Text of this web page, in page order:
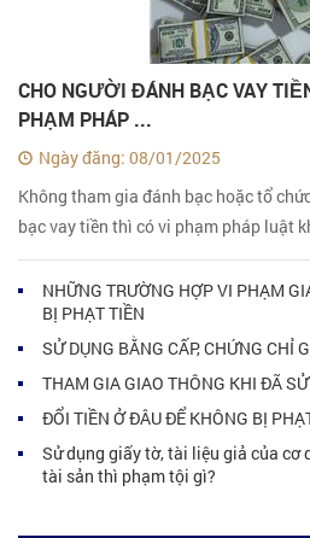
CHO NGƯỜI ĐÁNH BẠC VAY
PHẠM PHÁP ...
Ngày đăng: 08/01/2025
Không tham gia đánh bạc hoặc tổ
bạc vay tiền thì có vi phạm pháp luật
NHỮNG TRƯỜNG HỢP VI PHẠM
BỊ PHẠT TIỀN
SỬ DỤNG BẰNG CẤP, CHỨNG CHỈ
THAM GIA GIAO THÔNG KHI ĐÃ
ĐỔI TIỀN Ở ĐÂU ĐỂ KHÔNG BỊ
Sử dụng giấy tờ, tài liệu giả của cơ
tài sản thì phạm tội gì?